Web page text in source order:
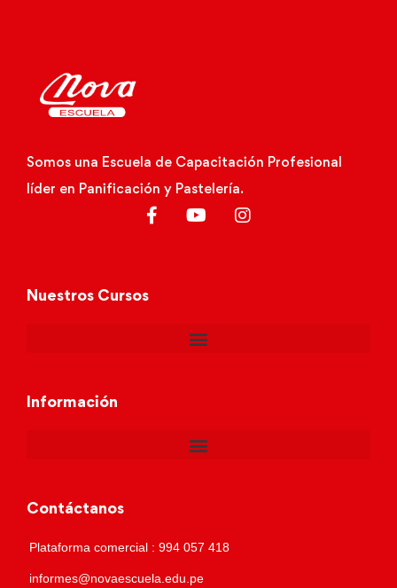
Somos una Escuela de Capacitación Profesional
líder en Panificación y Pastelería.
Nuestros Cursos
Información
Contáctanos
Plataforma comercial : 994 057 418
informes@novaescuela.edu.pe